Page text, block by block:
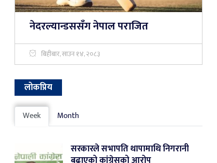
नेदरल्यान्डससँग नेपाल पराजित
बिहीबार, साउन १४, २०८३
लोकप्रिय
Week Month
सरकारले सभापति थापामाथि निगरानी